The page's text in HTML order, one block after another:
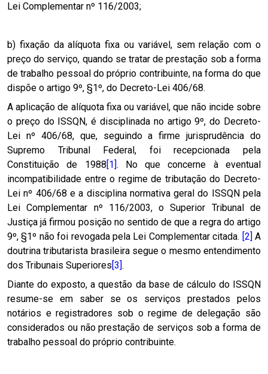
Lei Complementar nº 116/2003;
b) fixação da alíquota fixa ou variável, sem relação com o
preço do serviço, quando se tratar de prestação sob a forma
de trabalho pessoal do próprio contribuinte, na forma do que
dispõe o artigo 9º, §1º, do Decreto-Lei 406/68.
A aplicação de alíquota fixa ou variável, que não incide sobre
o preço do ISSQN, é disciplinada no artigo 9º, do Decreto-
Lei nº 406/68, que, seguindo a firme jurisprudência do
Supremo Tribunal Federal, foi recepcionada pela
Constituição de 1988[1]. No que concerne à eventual
incompatibilidade entre o regime de tributação do Decreto-
Lei nº 406/68 e a disciplina normativa geral do ISSQN pela
Lei Complementar nº 116/2003, o Superior Tribunal de
Justiça já firmou posição no sentido de que a regra do artigo
9º, §1º não foi revogada pela Lei Complementar citada. [2] A
doutrina tributarista brasileira segue o mesmo entendimento
dos Tribunais Superiores[3].
Diante do exposto, a questão da base de cálculo do ISSQN
resume-se em saber se os serviços prestados pelos
notários e registradores sob o regime de delegação são
considerados ou não prestação de serviços sob a forma de
trabalho pessoal do próprio contribuinte.